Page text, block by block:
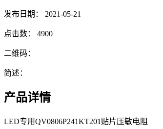
发布日期： 2021-05-21
点击数： 4900
二维码：
简述：
产品详情
LED专用QV0806P241KT201贴片压敏电阻